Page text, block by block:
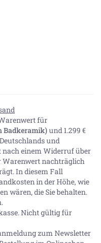
für
Badkeramik) und 1.299 €
und
nach einem Widerruf über
Warenwert nachträglich
In diesem Fall
in der Höhe, wie
wären, die Sie behalten.
Nicht gültig für
zum Newsletter